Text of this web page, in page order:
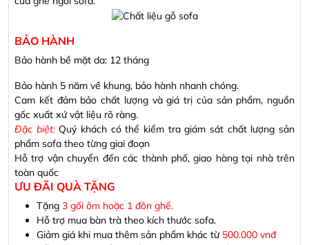
BẢO HÀNH
Bảo hành bề mặt da: 12 tháng
Bảo hành 5 năm về khung, bảo hành nhanh chóng.
Cam kết đảm bảo chất lượng và giá trị của sản phẩm, nguồn
gốc xuất xứ vật liệu rõ ràng.
Đặc biệt:Quý khách có thể kiểm tra giám sát chất lượng sản
phẩm sofa theo từng giai đoạn
Hỗ trợ vận chuyển đến các thành phố, giao hàng tại nhà trên
toàn quốc
ƯU ĐÃI QUÀ TẶNG
Tặng 3 gối ôm hoặc 1 đôn ghế.
Hỗ trợ mua bàn trà theo kích thước sofa.
Giảm giá khi mua thêm sản phẩm khác từ 500.000 vnđ